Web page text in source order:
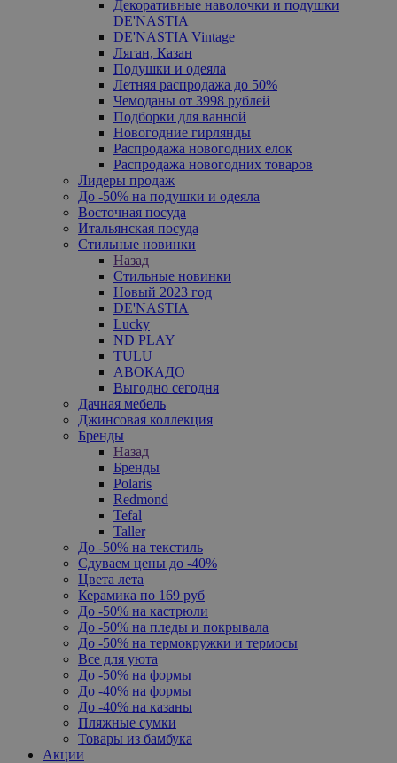
Декоративные наволочки и подушки
DE'NASTIA
DE'NASTIA Vintage
Ляган, Казан
Подушки и одеяла
Летняя распродажа до 50%
Чемоданы от 3998 рублей
Подборки для ванной
Новогодние гирлянды
Распродажа новогодних елок
Распродажа новогодних товаров
Лидеры продаж
До -50% на подушки и одеяла
Восточная посуда
Итальянская посуда
Стильные новинки
Назад
Стильные новинки
Новый 2023 год
DE'NASTIA
Lucky
ND PLAY
TULU
АВОКАДО
Выгодно сегодня
Дачная мебель
Джинсовая коллекция
Бренды
Назад
Бренды
Polaris
Redmond
Tefal
Taller
До -50% на текстиль
Сдуваем цены до -40%
Цвета лета
Керамика по 169 руб
До -50% на кастрюли
До -50% на пледы и покрывала
До -50% на термокружки и термосы
Все для уюта
До -50% на формы
До -40% на формы
До -40% на казаны
Пляжные сумки
Товары из бамбука
Акции